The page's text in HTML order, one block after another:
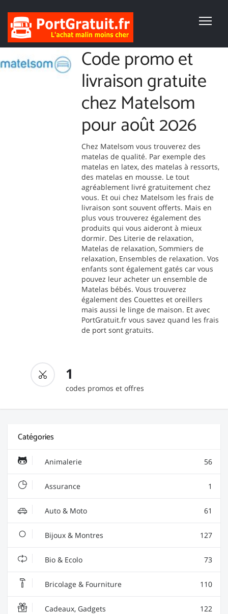
Code promo et
livraison gratuite
chez Matelsom
pour août 2026
Chez Matelsom vous trouverez des
matelas de qualité. Par exemple des
matelas en latex, des matelas à ressorts,
des matelas en mousse. Le tout
agréablement livré gratuitement chez
vous. Et oui chez Matelsom les frais de
livraison sont souvent offerts. Mais en
plus vous trouverez également des
produits qui vous aideront à mieux
dormir. Des Literie de relaxation,
Matelas de relaxation, Sommiers de
relaxation, Ensembles de relaxation. Vos
enfants sont également gatés car vous
pouvez leur acheter un ensemble de
Matelas bébés. Vous trouverez
également des Couettes et oreillers
mais aussi le linge de maison. Et avec
PortGratuit.fr vous savez quand les frais
de port sont gratuits.
1
codes promos et offres
Catégories
Animalerie 56
Assurance 1
Auto & Moto 61
Bijoux & Montres 127
Bio & Ecolo 73
Bricolage & Fourniture 110
Cadeaux, Gadgets 122